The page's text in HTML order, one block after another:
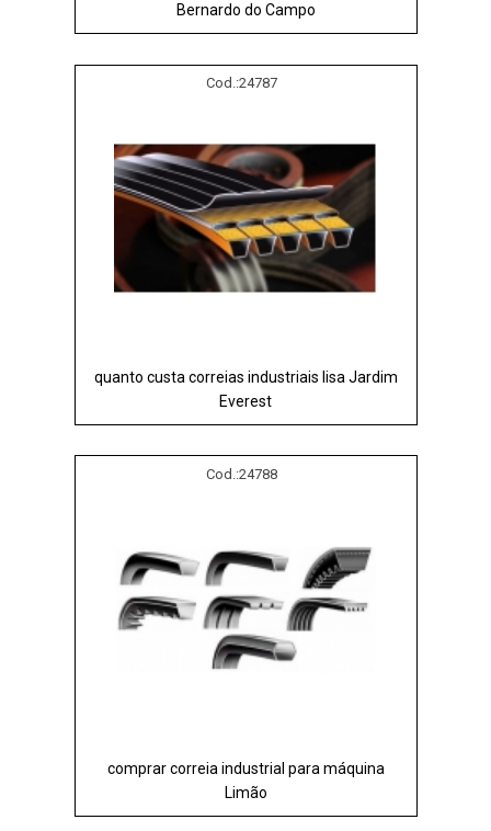
Bernardo do Campo
Cod.:24787
quanto custa correias industriais lisa Jardim
Everest
Cod.:24788
comprar correia industrial para máquina
Limão